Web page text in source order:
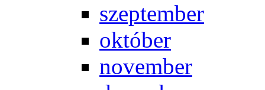
szep­tem­ber
ok­tó­ber
no­vem­ber